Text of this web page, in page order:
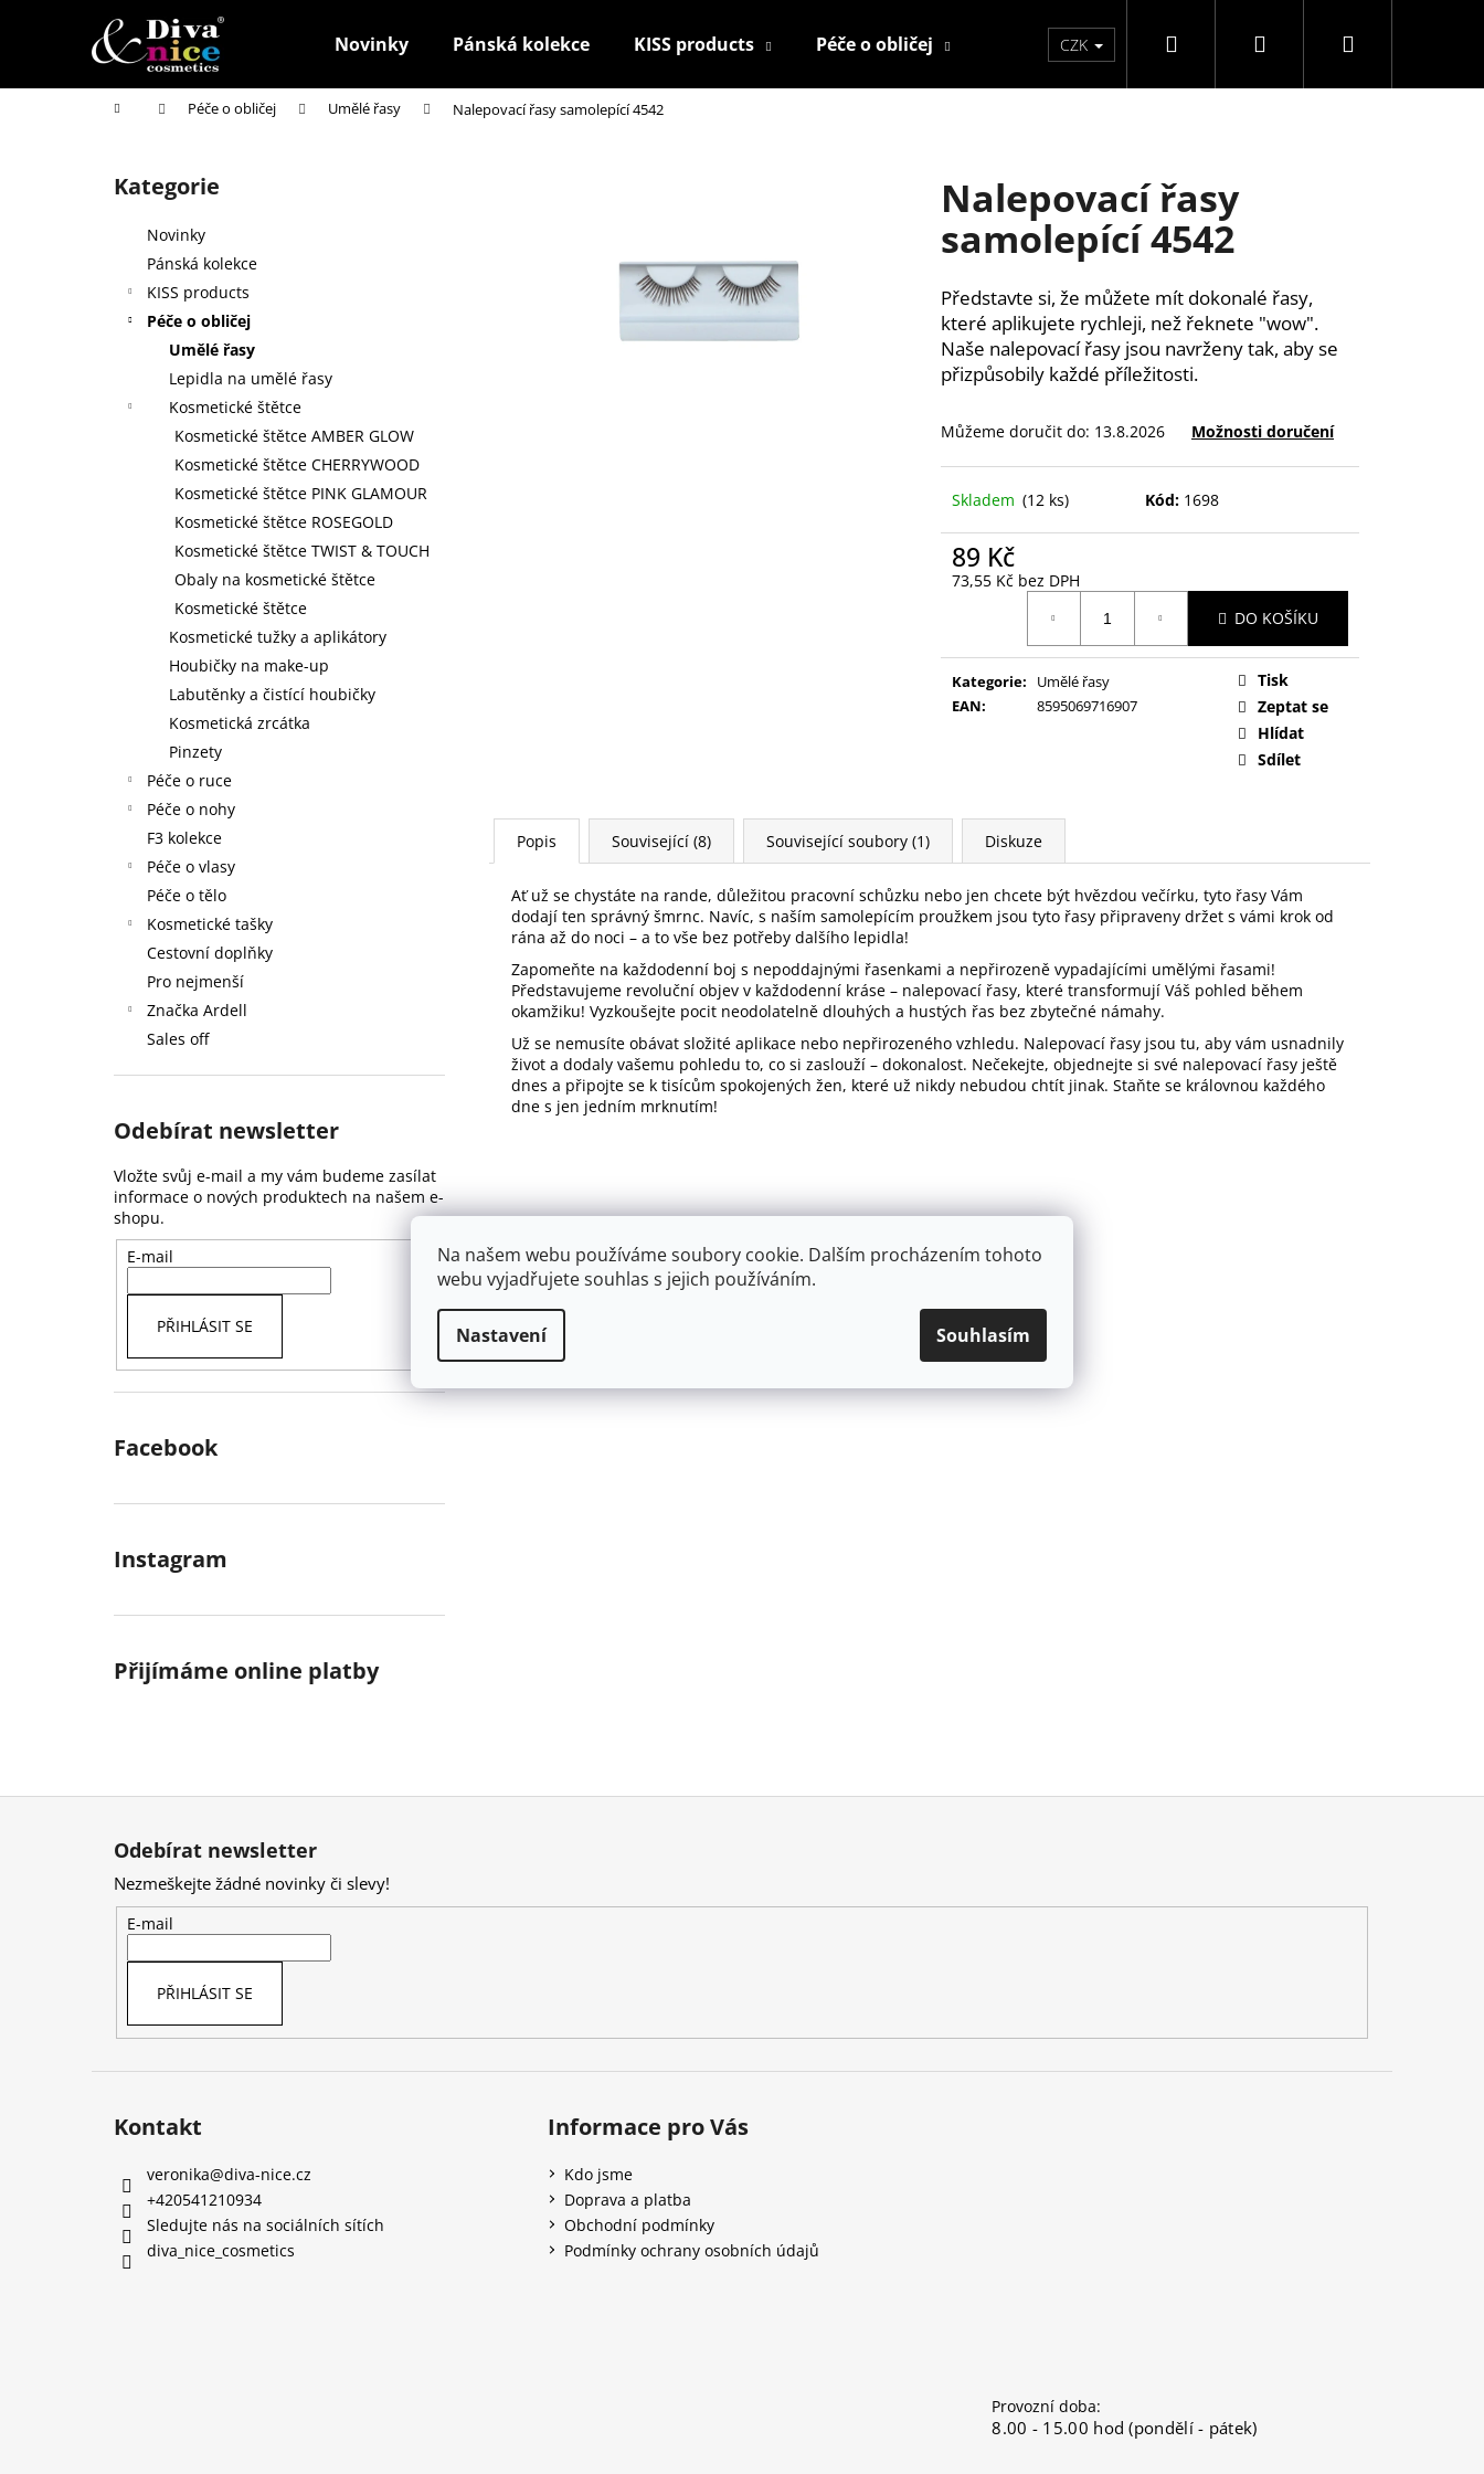
Na našem webu používáme soubory cookie. Dalším procházením tohoto
webu vyjadřujete souhlas s jejich používáním.
Nastavení Souhlasím
Novinky Pánská kolekce KISS products Péče o obličej Péče o ruce Péče o nohy F3 kolekce
CZK Hledat PřihlášeníNákupní
Domů Péče o obličej Umělé řasy Nalepovací řasy samolepící 4542
Přeskočit
kategorie
Kategorie
Novinky
Pánská kolekce
KISS products
Péče o obličej
Umělé řasy
Lepidla na umělé řasy
Kosmetické štětce
Kosmetické štětce AMBER GLOW
Kosmetické štětce CHERRYWOOD
Kosmetické štětce PINK GLAMOUR
Kosmetické štětce ROSEGOLD
Kosmetické štětce TWIST & TOUCH
Obaly na kosmetické štětce
Kosmetické štětce
Kosmetické tužky a aplikátory
Houbičky na make-up
Labutěnky a čistící houbičky
Kosmetická zrcátka
Pinzety
Péče o ruce
Péče o nohy
F3 kolekce
Péče o vlasy
Péče o tělo
Kosmetické tašky
Cestovní doplňky
Pro nejmenší
Značka Ardell
Sales off
Odebírat newsletter
Vložte svůj e-mail a my vám budeme zasílat
informace o nových produktech na našem e-
shopu.
E-mail
PŘIHLÁSIT SE
Facebook
Instagram
Přijímáme online platby
Nalepovací řasy
samolepící 4542
Představte si, že můžete mít dokonalé řasy,
které aplikujete rychleji, než řeknete "wow".
Naše nalepovací řasy jsou navrženy tak, aby se
přizpůsobily každé příležitosti.
Můžeme doručit do: 13.8.2026 Možnosti doručení
Skladem (12 ks) Kód: 1698
89 Kč
73,55 Kč bez DPH
DO KOŠÍKU
Kategorie:
Umělé řasy
EAN: 8595069716907
Tisk
Zeptat se
Hlídat
Sdílet
Popis Související (8) Související soubory (1) Diskuze
Ať už se chystáte na rande, důležitou pracovní schůzku nebo jen chcete být hvězdou večírku, tyto řasy Vám
dodají ten správný šmrnc. Navíc, s naším samolepícím proužkem jsou tyto řasy připraveny držet s vámi krok od
rána až do noci – a to vše bez potřeby dalšího lepidla!
Zapomeňte na každodenní boj s nepoddajnými řasenkami a nepřirozeně vypadajícími umělými řasami!
Představujeme revoluční objev v každodenní kráse – nalepovací řasy, které transformují Váš pohled během
okamžiku! Vyzkoušejte pocit neodolatelně dlouhých a hustých řas bez zbytečné námahy.
Už se nemusíte obávat složité aplikace nebo nepřirozeného vzhledu. Nalepovací řasy jsou tu, aby vám usnadnily
život a dodaly vašemu pohledu to, co si zaslouží – dokonalost. Nečekejte, objednejte si své nalepovací řasy ještě
dnes a připojte se k tisícům spokojených žen, které už nikdy nebudou chtít jinak. Staňte se královnou každého
dne s jen jedním mrknutím!
í
Zpět
do
Zpět
do
Co potřebujete najít?
Doporučujeme
HOUBIČKA NA MAKE-UP, KULATÁ
LEPIDLO, Č.3
Odebírat newsletter
Nezmeškejte žádné novinky či slevy!
E-mail
PŘIHLÁSIT SE
Kontakt
veronika@diva-nice.cz
+420541210934
Sledujte nás na sociálních sítích
diva_nice_cosmetics
Informace pro Vás
Kdo jsme
Doprava a platba
Obchodní podmínky
Podmínky ochrany osobních údajů
Provozní doba:
8.00 - 15.00 hod (pondělí - pátek)